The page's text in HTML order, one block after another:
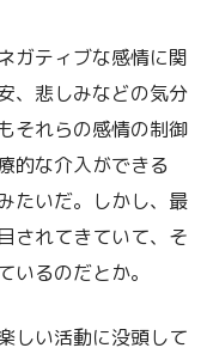
ガティブな感情に関
、悲しみなどの気分
それらの感情の制御
的な介入ができる
たいだ。しかし、最
されてきていて、そ
いるのだとか。
しい活動に没頭して